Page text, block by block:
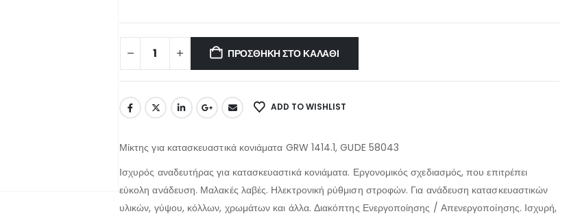
ΠΡΟΣΘΉΚΗ ΣΤΟ ΚΑΛΆΘΙ
ADD TO WISHLIST
Μίκτης για κατασκευαστικά κονιάματα GRW 1414.1, GUDE 58043
Ισχυρός αναδευτήρας για κατασκευαστικά κονιάματα. Εργονομικός σχεδιασμός, που επιτρέπει
εύκολη ανάδευση. Μαλακές λαβές. Ηλεκτρονική ρύθμιση στροφών. Για ανάδευση κατασκευαστικών
υλικών, γύψου, κόλλων, χρωμάτων και άλλα. Διακόπτης Ενεργοποίησης / Απενεργοποίησης. Ισχυρή,